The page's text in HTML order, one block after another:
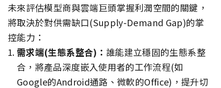
未來評估模型商與雲端巨頭掌握利潤空間的關鍵，
將取決於對供需缺口(Supply-Demand Gap)的掌
控能力：
需求端(生態系整合)： 誰能建立穩固的生態系整
合，將產品深度嵌入使用者的工作流程(如
Google的Android通路、微軟的Office)，提升切